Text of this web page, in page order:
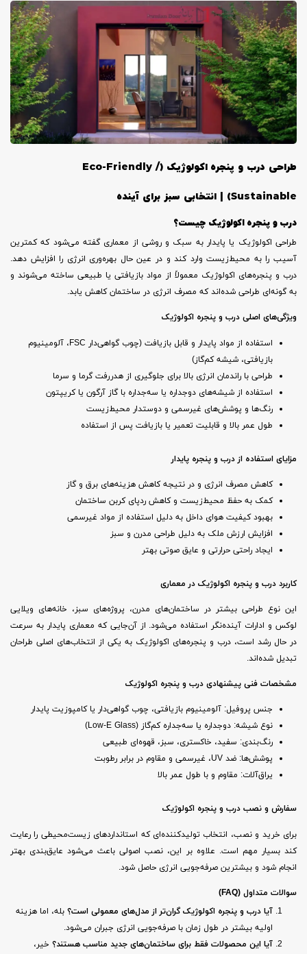
طراحی درب و پنجره اکولوژیک (Eco-Friendly /
Sustainable) | انتخابی سبز برای آینده
درب و پنجره اکولوژیک چیست؟
طراحی اکولوژیک یا پایدار به سبک و روشی از معماری گفته می‌شود که کمترین
آسیب را به محیط‌زیست وارد کند و در عین حال بهره‌وری انرژی را افزایش دهد.
درب و پنجره‌های اکولوژیک معمولاً از مواد بازیافتی یا طبیعی ساخته می‌شوند و
به گونه‌ای طراحی شده‌اند که مصرف انرژی در ساختمان کاهش یابد.
ویژگی‌های اصلی درب و پنجره اکولوژیک
استفاده از مواد پایدار و قابل بازیافت (چوب گواهی‌دار FSC، آلومینیوم
بازیافتی، شیشه کم‌گاز)
طراحی با راندمان انرژی بالا برای جلوگیری از هدررفت گرما و سرما
استفاده از شیشه‌های دوجداره یا سه‌جداره با گاز آرگون یا کریپتون
رنگ‌ها و پوشش‌های غیرسمی و دوستدار محیط‌زیست
طول عمر بالا و قابلیت تعمیر یا بازیافت پس از استفاده
مزایای استفاده از درب و پنجره پایدار
کاهش مصرف انرژی و در نتیجه کاهش هزینه‌های برق و گاز
کمک به حفظ محیط‌زیست و کاهش ردپای کربن ساختمان
بهبود کیفیت هوای داخل به دلیل استفاده از مواد غیرسمی
افزایش ارزش ملک به دلیل طراحی مدرن و سبز
ایجاد راحتی حرارتی و عایق صوتی بهتر
کاربرد درب و پنجره اکولوژیک در معماری
این نوع طراحی بیشتر در ساختمان‌های مدرن، پروژه‌های سبز، خانه‌های ویلایی
لوکس و ادارات آینده‌نگر استفاده می‌شود. از آن‌جایی که معماری پایدار به سرعت
در حال رشد است، درب و پنجره‌های اکولوژیک به یکی از انتخاب‌های اصلی طراحان
تبدیل شده‌اند.
مشخصات فنی پیشنهادی درب و پنجره اکولوژیک
جنس پروفیل: آلومینیوم بازیافتی، چوب گواهی‌دار یا کامپوزیت پایدار
نوع شیشه: دوجداره یا سه‌جداره کم‌گاز (Low-E Glass)
رنگ‌بندی: سفید، خاکستری، سبز، قهوه‌ای طبیعی
پوشش‌ها: ضد UV، غیرسمی و مقاوم در برابر رطوبت
یراق‌آلات: مقاوم و با طول عمر بالا
سفارش و نصب درب و پنجره اکولوژیک
برای خرید و نصب، انتخاب تولیدکننده‌ای که استانداردهای زیست‌محیطی را رعایت
کند بسیار مهم است. علاوه بر این، نصب اصولی باعث می‌شود عایق‌بندی بهتر
انجام شود و بیشترین صرفه‌جویی انرژی حاصل شود.
سوالات متداول (FAQ)
آیا درب و پنجره اکولوژیک گران‌تر از مدل‌های معمولی است؟ بله، اما هزینه
اولیه بیشتر در طول زمان با صرفه‌جویی انرژی جبران می‌شود.
آیا این محصولات فقط برای ساختمان‌های جدید مناسب هستند؟ خیر،